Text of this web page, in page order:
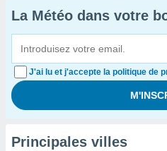
La Météo dans votre
J'ai lu et j'accepte la politique de
Principales villes